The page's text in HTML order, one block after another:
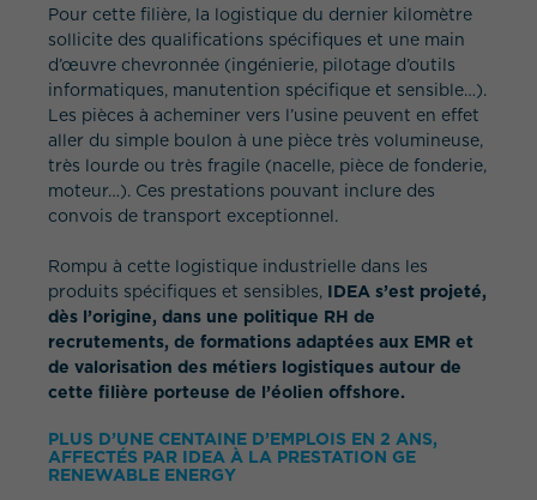
Pour cette filière, la logistique du dernier kilomètre
sollicite des qualifications spécifiques et une main
d’œuvre chevronnée (ingénierie, pilotage d’outils
informatiques, manutention spécifique et sensible…).
Les pièces à acheminer vers l’usine peuvent en effet
aller du simple boulon à une pièce très volumineuse,
très lourde ou très fragile (nacelle, pièce de fonderie,
moteur…). Ces prestations pouvant inclure des
convois de transport exceptionnel.
Rompu à cette logistique industrielle dans les
produits spécifiques et sensibles, IDEA s’est projeté,
dès l’origine, dans une politique RH de
recrutements, de formations adaptées aux EMR et
de valorisation des métiers logistiques autour de
cette filière porteuse de l’éolien offshore.
PLUS D’UNE CENTAINE D’EMPLOIS EN 2 ANS,
AFFECTÉS PAR IDEA À LA PRESTATION GE
RENEWABLE ENERGY